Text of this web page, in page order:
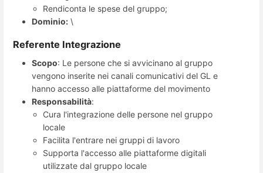
Rendiconta le spese del gruppo;
Dominio: \
Referente Integrazione
Scopo: Le persone che si avvicinano al gruppo
vengono inserite nei canali comunicativi del GL e
hanno accesso alle piattaforme del movimento
Responsabilità:
Cura l'integrazione delle persone nel gruppo
locale
Facilita l'entrare nei gruppi di lavoro
Supporta l'accesso alle piattaforme digitali
utilizzate dal gruppo locale